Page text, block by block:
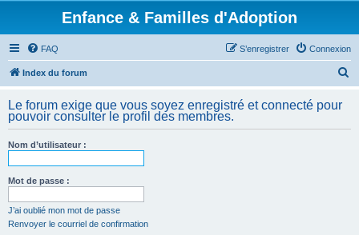
Enfance & Familles d'Adoption
FAQ Connexion
S’enregistrer
Index du forum
h
Le forum exige que vous soyez enregistré et connecté pour
pouvoir consulter le profil des membres.
Nom d’utilisateur :
Mot de passe :
J’ai oublié mon mot de passe
Renvoyer le courriel de confirmation